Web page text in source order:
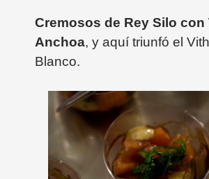
Cremosos de Rey Silo con
Anchoa, y aquí triunfó el
Blanco.